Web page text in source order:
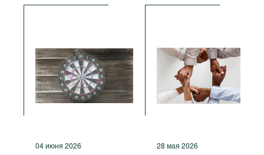
04 июня 2026 28 мая 2026